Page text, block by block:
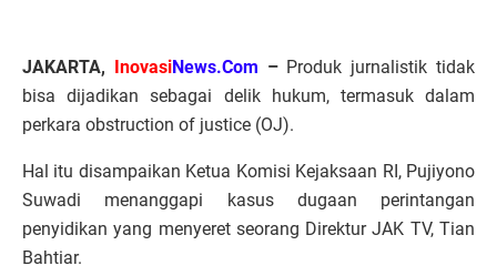
JAKARTA, InovasiNews.Com –Produk jurnalistik tidak
bisa dijadikan sebagai delik hukum, termasuk dalam
perkara obstruction of justice (OJ).
Hal itu disampaikan Ketua Komisi Kejaksaan RI, Pujiyono
Suwadi menanggapi kasus dugaan perintangan
penyidikan yang menyeret seorang Direktur JAK TV, Tian
Bahtiar.